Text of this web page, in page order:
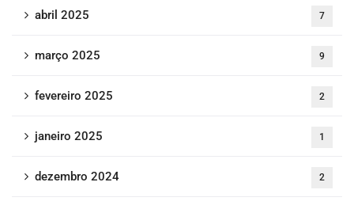
abril 2025 7
março 2025 9
fevereiro 2025 2
janeiro 2025 1
dezembro 2024 2